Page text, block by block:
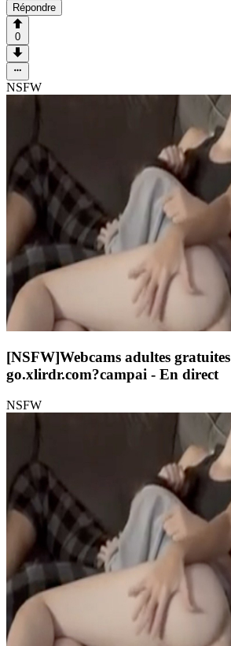
Répondre
0
NSFW
[NSFW]Webcams adultes gratuites
go.xlirdr.com?campai - En direct
NSFW